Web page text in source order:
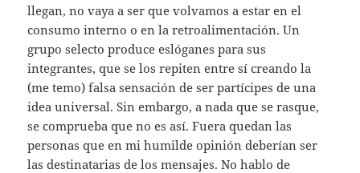
llegan, no vaya a ser que volvamos a estar en el
consumo interno o en la retroalimentación. Un
grupo selecto produce eslóganes para sus
integrantes, que se los repiten entre sí creando la
(me temo) falsa sensación de ser partícipes de una
idea universal. Sin embargo, a nada que se rasque,
se comprueba que no es así. Fuera quedan las
personas que en mi humilde opinión deberían ser
las destinatarias de los mensajes. No hablo de